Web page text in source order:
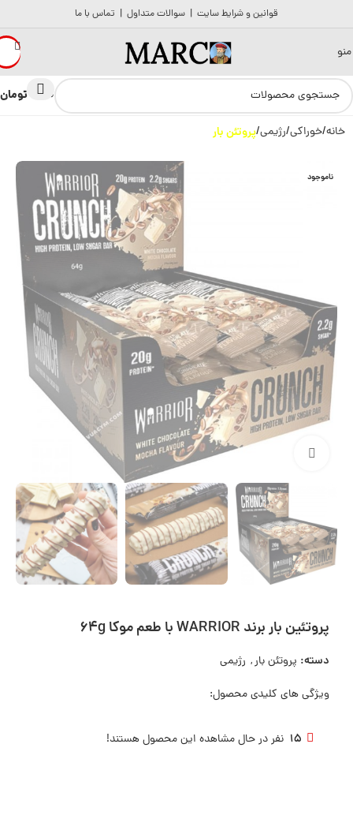
قوانین و شرایط سایت | سوالات متداول | تماس با ما
منو
0 تومان
خانه خوراکی رژیمی پروتئن بار
ناموجود
بزرگنمایی تصویر
پروتئین بار برند WARRIOR با طعم موکا 64g
دسته: پروتئن بار, رژیمی
ویژگی های کلیدی محصول:
15 نفر در حال مشاهده این محصول هستند!